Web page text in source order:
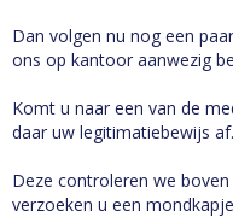
Dan volgen nu nog een
ons op kantoor aanwezig
Komt u naar een van de
daar uw legitimatiebewijs af.
Deze controleren we
verzoeken u een